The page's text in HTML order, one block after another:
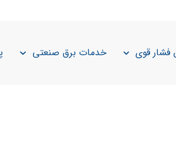
فشار قوی خدمات برق صنعتی